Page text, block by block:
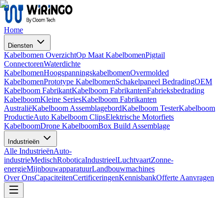
Home
Diensten
Kabelbomen OverzichtOp Maat KabelbomenPigtail
ConnectorenWaterdichte
KabelbomenHoogspanningskabelbomenOvermolded
KabelbomenPrototype KabelbomenSchakelpaneel BedradingOEM
Kabelboom FabrikantKabelboom FabrikantenFabrieksbedrading
KabelboomKleine SeriesKabelboom Fabrikanten
AustraliëKabelboom AssemblagebordKabelboom TesterKabelboom
ProductieAuto Kabelboom ClipsElektrische Motorfiets
KabelboomDrone KabelboomBox Build Assemblage
Industrieën
Alle IndustrieënAuto-
industrieMedischRoboticaIndustrieelLuchtvaartZonne-
energieMijnbouwapparatuurLandbouwmachines
Over OnsCapaciteitenCertificeringenKennisbankOfferte Aanvragen